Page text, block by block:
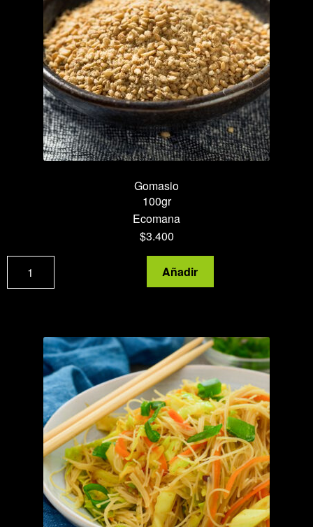
Gomasio
100gr
Ecomana
$3.400
Gomasio
cantidad
Añadir